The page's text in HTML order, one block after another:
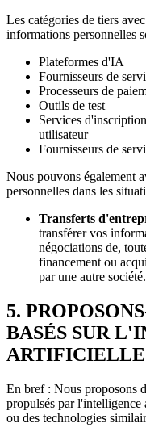
Les catégories de tiers
informations personnelles
Plateformes d'IA
Fournisseurs de
Processeurs de
Outils de test
Services
utilisateur
Fournisseurs de
Nous pouvons également
personnelles dans les
Transferts
transférer vos
négociations de,
financement ou
par une autre société.
5.
BASÉS SUR
ARTIFICIELLE
En bref : Nous proposons
propulsés par
ou des technologies